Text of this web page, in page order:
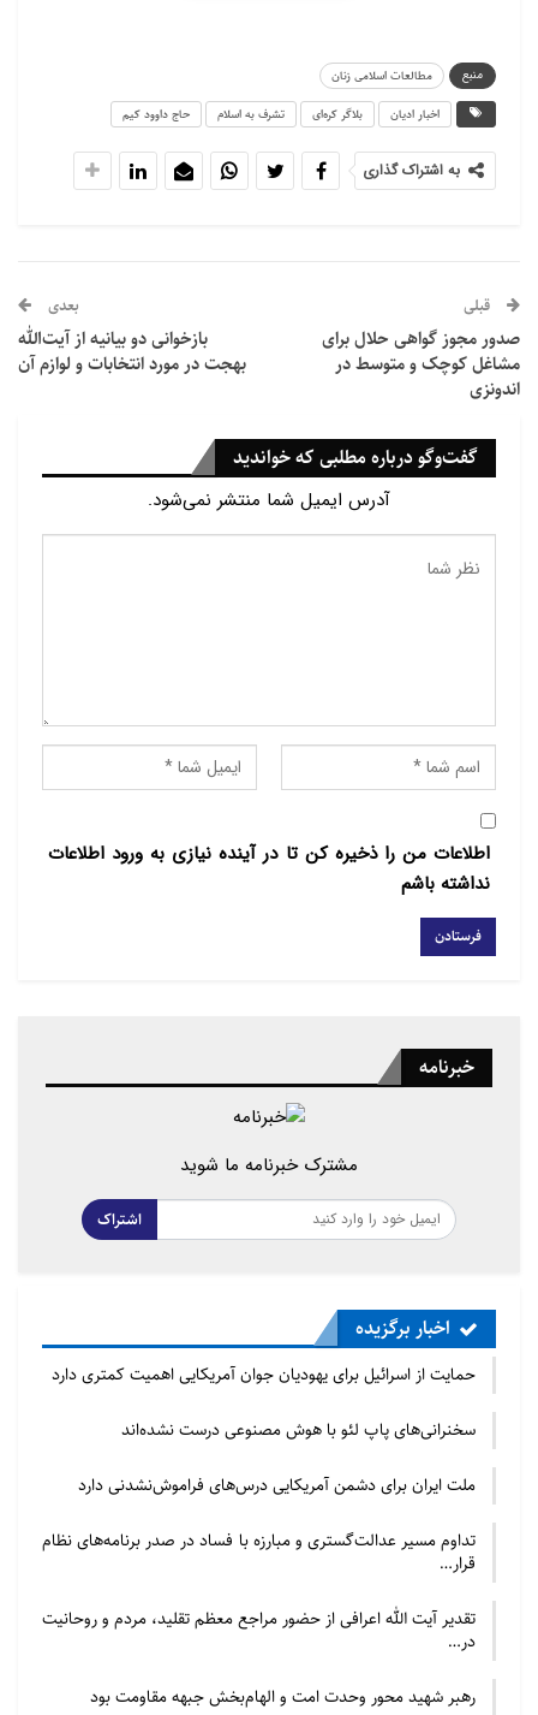
2026/07/23 - 09:21
سخنرانی‌های پاپ لئو با هوش مصنوعی درست نشده‌اند
2026/07/23 - 08:46
منبع
مطالعات اسلامی زنان
اخبار ادیان
بلاگر کره‌ای تشرف به اسلام حاج داوود کیم
به اشتراک گذاری
قبلی
صدور مجوز گواهی حلال برای
مشاغل کوچک و متوسط در
اندونزی
بعدی
بازخوانی دو بیانیه از آیت‌الله
بهجت در مورد انتخابات و لوازم آن
گفت‌وگو درباره مطلبی که خواندید
آدرس ایمیل شما منتشر نمی‌شود.
اطلاعات من را ذخیره کن تا در آینده نیازی به ورود اطلاعات
نداشته باشم
خبرنامه
مشترک خبرنامه ما شوید
اشتراک
اخبار برگزیده
حمایت از اسرائیل برای یهودیان جوان آمریکایی اهمیت کمتری دارد
سخنرانی‌های پاپ لئو با هوش مصنوعی درست نشده‌اند
ملت ایران برای دشمن آمریکایی درس‌های فراموش‌نشدنی دارد
تداوم مسیر عدالت‌گستری و مبارزه با فساد در صدر برنامه‌های نظام
قرار…
تقدیر آیت الله اعرافی از حضور مراجع معظم تقلید، مردم و روحانیت
در…
رهبر شهید محور وحدت امت و الهام‌بخش جبهه مقاومت بود